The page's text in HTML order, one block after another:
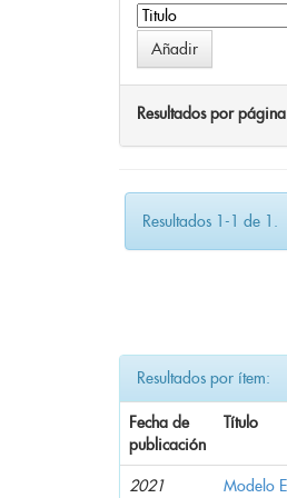
Resultados por página
Resultados 1-1 de 1.
Resultados por ítem:
Fecha de
publicación
Título
2021 Modelo